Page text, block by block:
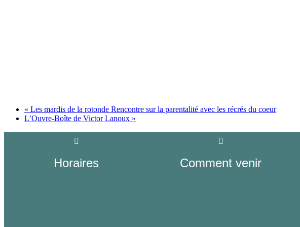
« Les mardis de la rotonde Rencontre sur la parentalité avec les récrés du coeur
L’Ouvre-Boîte de Victor Lanoux »
Horaires Comment venir